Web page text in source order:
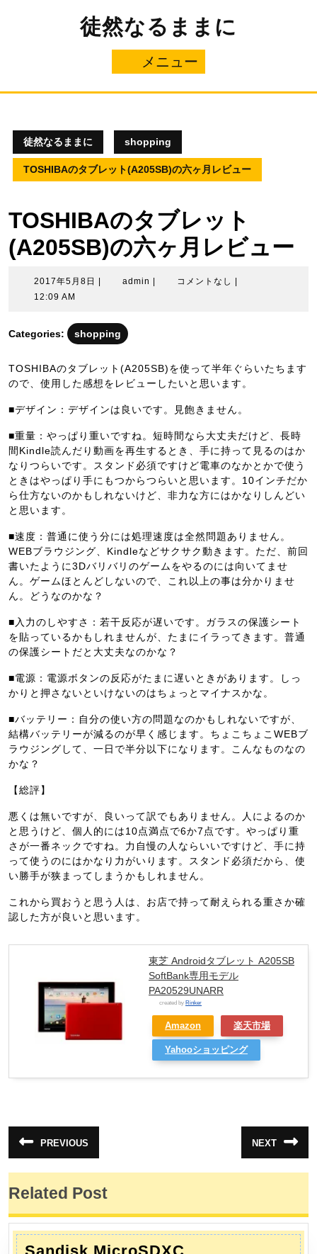
ス
徒然なるままに
メニュー
ニ
ー
徒然なるままに shopping
TOSHIBAのタブレット(A205SB)の六ヶ月レビュー
TOSHIBAのタブレット
(A205SB)の六ヶ月レビュー
2017年5月8日
2017
8
admin adminコメントなし
12:09 AM
Categories: shopping
TOSHIBAのタブレット(A205SB)を使って半年ぐらいたちます
ので、使用した感想をレビューしたいと思います。
■デザイン：デザインは良いです。見飽きません。
■重量：やっぱり重いですね。短時間なら大丈夫だけど、長時
間Kindle読んだり動画を再生するとき、手に持って見るのはか
なりつらいです。スタンド必須ですけど電車のなかとかで使う
ときはやっぱり手にもつからつらいと思います。10インチだか
ら仕方ないのかもしれないけど、非力な方にはかなりしんどい
と思います。
■速度：普通に使う分には処理速度は全然問題ありません。
WEBブラウジング、Kindleなどサクサク動きます。ただ、前回
書いたように3Dバリバリのゲームをやるのには向いてませ
ん。ゲームほとんどしないので、これ以上の事は分かりませ
ん。どうなのかな？
■入力のしやすさ：若干反応が遅いです。ガラスの保護シート
を貼っているかもしれませんが、たまにイラってきます。普通
の保護シートだと大丈夫なのかな？
■電源：電源ボタンの反応がたまに遅いときがあります。しっ
かりと押さないといけないのはちょっとマイナスかな。
■バッテリー：自分の使い方の問題なのかもしれないですが、
結構バッテリーが減るのが早く感じます。ちょこちょこWEBブ
ラウジングして、一日で半分以下になります。こんなものなの
かな？
【総評】
悪くは無いですが、良いって訳でもありません。人によるのか
と思うけど、個人的には10点満点で6か7点です。やっぱり重
さが一番ネックですね。力自慢の人ならいいですけど、手に持
って使うのにはかなり力がいります。スタンド必須だから、使
い勝手が狭まってしまうかもしれません。
これから買おうと思う人は、お店で持って耐えられる重さか確
認した方が良いと思います。
東芝 Androidタブレット A205SB
SoftBank専用モデル
PA20529UNARR
created by Rinker
Amazon 楽天市場
Yahooショッピング
投
稿
ナ
ビ
ゲ
ー
PREVIOUS
の
投
NEXT
の
投
Related Post